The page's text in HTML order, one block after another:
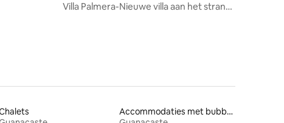
Villa Palmera-Nieuwe villa aan het strand
Accommodaties met bubbelbad